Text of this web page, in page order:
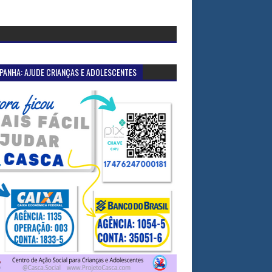
AJUDE CRIANÇAS E ADOLESCENTES